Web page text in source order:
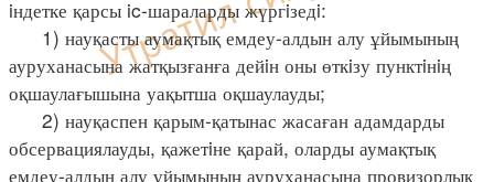
iндетке қарсы ic-шараларды жүргiзедi:
1) науқасты аумақтық емдеу-алдын алу ұйымының
ауруханасына жатқызғанға дейiн оны өткiзу пунктiнiң
оқшаулағышына уақытша оқшаулауды;
2) науқаспен қарым-қатынас жасаған адамдарды
обсервациялауды, қажетiне қарай, оларды аумақтық
емдеу-алдын алу ұйымының ауруханасына провизорлық